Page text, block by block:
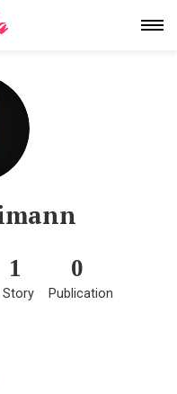
1
Story
0
Publication